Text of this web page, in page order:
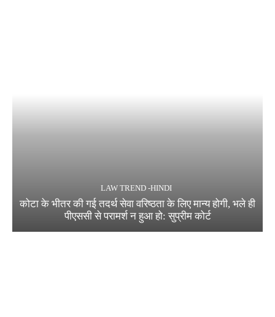
LAW TREND -HINDI
कोटा के भीतर की गई तदर्थ सेवा वरिष्ठता के लिए मान्य होगी, भले ही
पीएससी से परामर्श न हुआ हो: सुप्रीम कोर्ट